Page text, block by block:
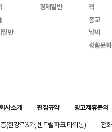
일반
경제일반
책
종교
날씨
생활문
회사소개 편집규약
광고제휴문의
(한강로3가,센트럴파크 타워동)
전